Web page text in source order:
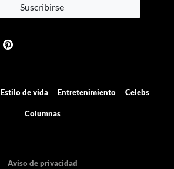
Suscribirse
Estilo de vida Entretenimiento Celebs
Columnas
Aviso de privacidad